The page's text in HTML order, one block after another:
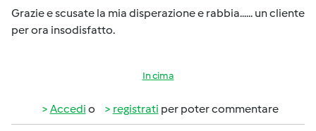
Grazie e scusate la mia disperazione e rabbia...... un cliente
per ora insodisfatto.
In cima
Accedi o registrati per poter commentare